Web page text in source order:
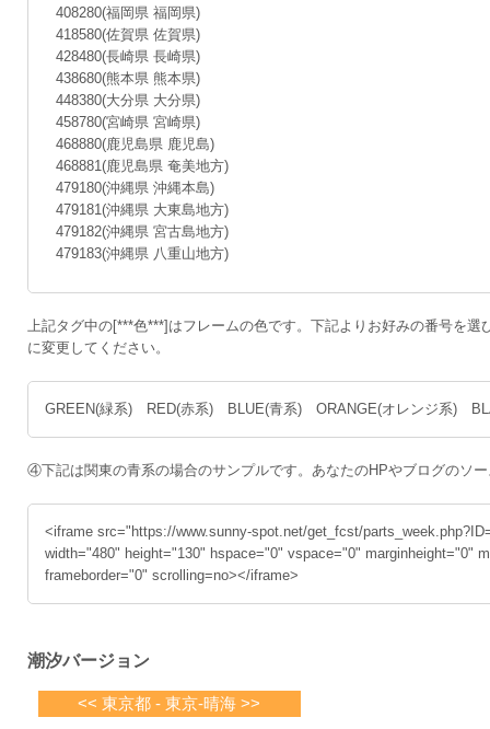
408280(福岡県 福岡県)
418580(佐賀県 佐賀県)
428480(長崎県 長崎県)
438680(熊本県 熊本県)
448380(大分県 大分県)
458780(宮崎県 宮崎県)
468880(鹿児島県 鹿児島)
468881(鹿児島県 奄美地方)
479180(沖縄県 沖縄本島)
479181(沖縄県 大東島地方)
479182(沖縄県 宮古島地方)
479183(沖縄県 八重山地方)
上記タグ中の[***色***]はフレームの色です。下記よりお好みの番号を選
に変更してください。
GREEN(緑系) RED(赤系) BLUE(青系) ORANGE(オレンジ系)
④下記は関東の青系の場合のサンプルです。あなたのHPやブログのソ
<iframe src="https://www.sunny-spot.net/get_fcst/
width="480" height="130" hspace="0" vspace="0" marginheight="0"
frameborder="0" scrolling=no></iframe>
潮汐バージョン